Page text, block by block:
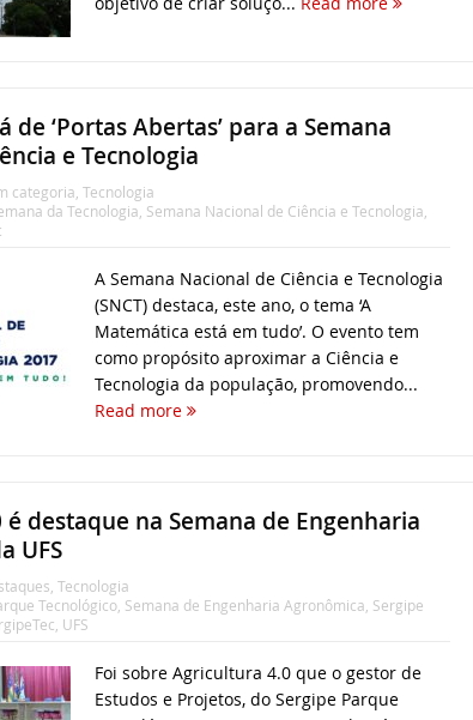
de ‘Portas Abertas’ para a Semana
e Tecnologia
categoria Tecnologia
da Tecnologia Semana Nacional de Ciência e Tecnologia
A Semana Nacional de Ciência e Tecnologia
(SNCT) destaca, este ano, o tema ‘A
Matemática está em tudo’. O evento tem
como propósito aproximar a Ciência e
Tecnologia da população, promovendo...
Read more
destaque na Semana de Engenharia
UFS
, Tecnologia
Tecnológico, Semana de Engenharia Agronômica, Sergipe
, UFS
Foi sobre Agricultura 4.0 que o gestor de
Estudos e Projetos, do Sergipe Parque